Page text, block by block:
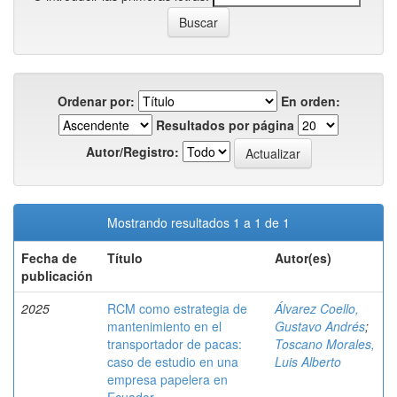
Ordenar por:
En orden:
Resultados por página
Autor/Registro:
Mostrando resultados 1 a 1 de 1
Fecha de
publicación
Título Autor(es)
2025
RCM como estrategia de
mantenimiento en el
transportador de pacas:
caso de estudio en una
empresa papelera en
Álvarez Coello,
Gustavo Andrés;
Toscano Morales,
Luis Alberto